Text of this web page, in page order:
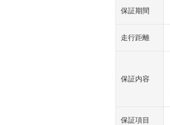
保証期間
走行距離
保証内容
保証項目